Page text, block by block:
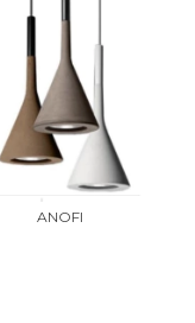
ANOFI